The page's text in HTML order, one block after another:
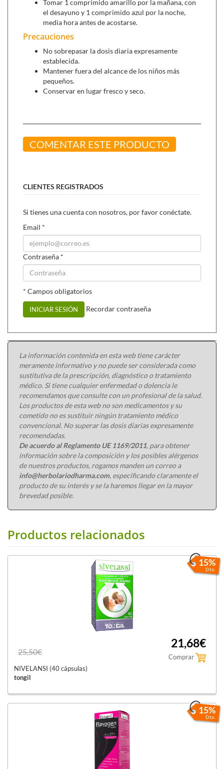
producir una sensación de relajación.
Tomar 1 comprimido amarillo por la mañana, con
el desayuno y 1 comprimido azul por la noche,
media hora antes de acostarse.
Precauciones
No sobrepasar la dosis diaria expresamente
establecida.
Mantener fuera del alcance de los niños más
pequeños.
Conservar en lugar fresco y seco.
COMENTAR ESTE PRODUCTO
CLIENTES REGISTRADOS
Si tienes una cuenta con nosotros, por favor conéctate.
Email *
Contraseña *
* Campos obligatorios
INICIAR SESIÓN Recordar contraseña
La información contenida en esta web tiene carácter
meramente informativo y no puede ser considerada como
sustitutiva de la prescripción, diagnóstico o tratamiento
médico. Si tiene cualquier enfermedad o dolencia le
recomendamos que consulte con un profesional de la salud.
Los productos de esta web no son medicamentos y su
cometido no es sustituir ningún tratamiento médico
convencional. No superar las dosis diarias expresamente
recomendadas.
De acuerdo al Reglamento UE 1169/2011, para obtener
información sobre la composición y los posibles alérgenos
de nuestros productos, rogamos manden un correo a
info@herbolariodharma.com, especificando claramente el
producto de su interés y se la haremos llegar en la mayor
brevedad posible.
Productos relacionados
15%
Dto.
25,50€
21,68€
Comprar
NIVELANSI (40 cápsulas)
tongil
15%
Dto.